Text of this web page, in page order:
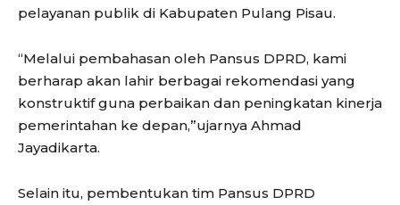
pelayanan publik di Kabupaten Pulang Pisau.
“Melalui pembahasan oleh Pansus DPRD, kami
berharap akan lahir berbagai rekomendasi yang
konstruktif guna perbaikan dan peningkatan kinerja
pemerintahan ke depan,”ujarnya Ahmad
Jayadikarta.
Selain itu, pembentukan tim Pansus DPRD